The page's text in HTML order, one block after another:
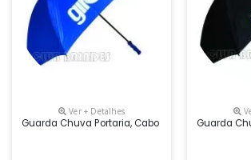
Ver + Detalhes
Guarda Chuva Portaria, Cabo Reto. Disponível
Guarda